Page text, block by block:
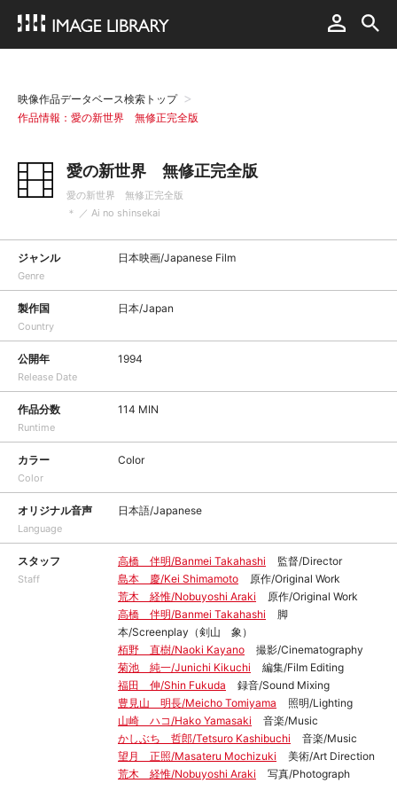
映像作品データベース検索トップ
作品情報：愛の新世界 無修正完全版
愛の新世界 無修正完全版
愛の新世界 無修正完全版
＊ ／ Ai no shinsekai
ジャンル
Genre
日本映画/Japanese Film
製作国
Country
日本/Japan
公開年
Release Date
1994
作品分数
Runtime
114 MIN
カラー
Color
Color
オリジナル音声
Language
日本語/Japanese
スタッフ
Staff
高橋 伴明/Banmei Takahashi
監督/Director
島本 慶/Kei Shimamoto
原作/Original Work
荒木 経惟/Nobuyoshi Araki
原作/Original Work
高橋 伴明/Banmei Takahashi
脚
本/Screenplay（剣山 象）
栢野 直樹/Naoki Kayano
撮影/Cinematography
菊池 純一/Junichi Kikuchi
編集/Film Editing
福田 伸/Shin Fukuda
録音/Sound Mixing
豊見山 明長/Meicho Tomiyama
照明/Lighting
山崎 ハコ/Hako Yamasaki
音楽/Music
かしぶち 哲郎/Tetsuro Kashibuchi
音楽/Music
望月 正照/Masateru Mochizuki
美術/Art Direction
荒木 経惟/Nobuyoshi Araki
写真/Photograph